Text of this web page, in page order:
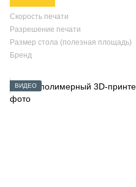
Скорость печати
Разрешение печати
Размер стола (полезная площадь)
Бренд
ВИДЕО